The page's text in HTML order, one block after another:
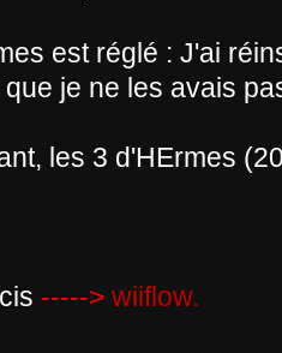
est réglé : J'ai
je ne les avais
les 3 d'HErmes
-----> wiiflow.